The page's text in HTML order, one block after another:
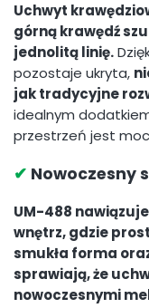
Uchwyt
górną krawędź
jednolitą linię.
pozostaje ukryta,
jak tradycyjne
idealnym
przestrzeń jest
✔ Nowoczesny
UM-488
wnętrz, gdzie
smukła forma
sprawiają, że
nowoczesnymi